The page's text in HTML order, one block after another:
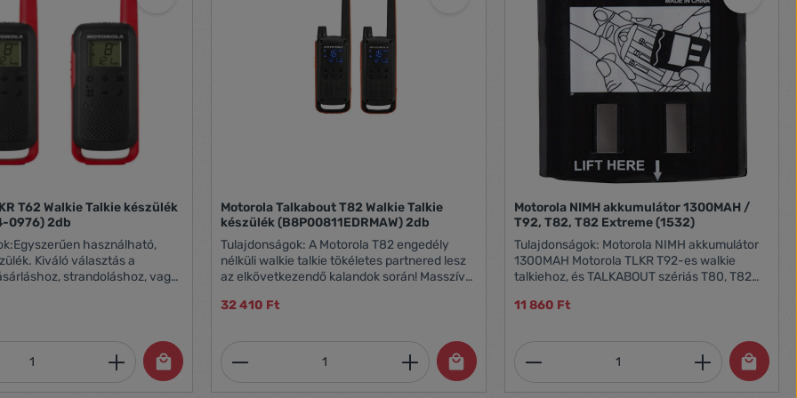
funkció Csengőhang: 1 féle Csomag tartalma:
2db övcsipesz, 16db matrica
T62 Walkie Talkie készülék
0976) 2db
használható,
Kiváló választás a
strandoláshoz, vagy
engedély nélkül
A könnyű párosítási
egyszerűen
egyszerűen beszélgethet
Hatótávolság:
Adja meg a kívánt mennyiséget, vagy használja a gombokat a
Motorola Talkabout T82 Walkie Talkie
készülék (B8P00811EDRMAW) 2db
Tulajdonságok: A Motorola T82 engedély
nélküli walkie talkie tökéletes partnered lesz
az elkövetkezendő kalandok során! Masszív
esőcseppeknek és a fröcskölő víznek is. Az
szükséged van az adóvevőre, és megkönnyíti
a kommunikációt. A párosítás gomb
segítségével még egyszerűbben tudsz
összekapcsolódni a többi adóvevővel. A
32 410 Ft
Termékmennyiség: Adja meg a kívánt mennyiséget, vagy
Motorola NIMH akkumulátor 1300MAH /
T92, T82, T82 Extreme (1532)
Tulajdonságok: Motorola NIMH akkumulátor
1300MAH Motorola TLKR T92-es walkie
talkiehoz, és TALKABOUT szériás T80, T82
11 860 Ft
Termékmennyiség: Adja